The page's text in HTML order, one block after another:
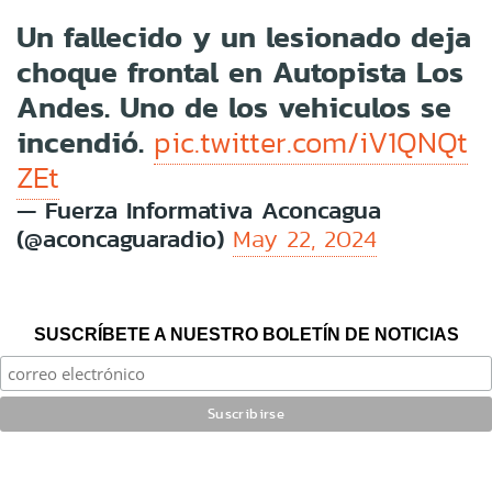
Un fallecido y un lesionado deja
choque frontal en Autopista Los
Andes. Uno de los vehiculos se
incendió. pic.twitter.com/iV1QNQt
ZEt
— Fuerza Informativa Aconcagua
(@aconcaguaradio) May 22, 2024
SUSCRÍBETE A NUESTRO BOLETÍN DE NOTICIAS